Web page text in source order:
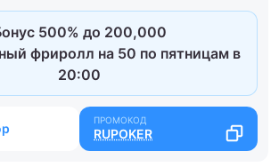
500% до 200,000
фриролл на 50 по пятницам в
20:00
RUPOKER